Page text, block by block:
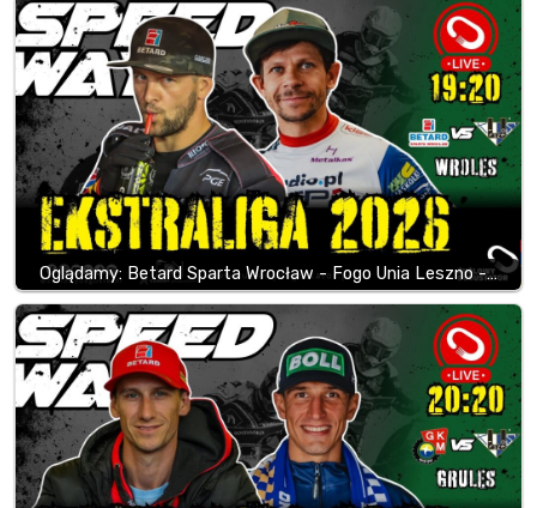
Oglądamy: Betard Sparta Wrocław - Fogo Unia Leszno -…